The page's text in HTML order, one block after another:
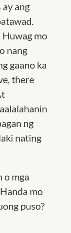
ang
mo
nang
gaano ka
there
ng
nating
o mga
mo
puso?